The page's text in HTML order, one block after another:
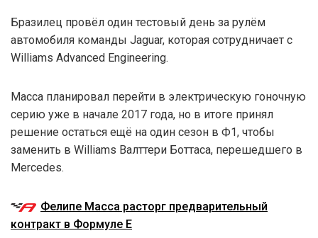
Бразилец провёл один тестовый день за рулём
автомобиля команды Jaguar, которая сотрудничает с
Williams Advanced Engineering.
Масса планировал перейти в электрическую гоночную
серию уже в начале 2017 года, но в итоге принял
решение остаться ещё на один сезон в Ф1, чтобы
заменить в Williams Валттери Боттаса, перешедшего в
Mercedes.
Фелипе Масса расторг предварительный
контракт в Формуле E